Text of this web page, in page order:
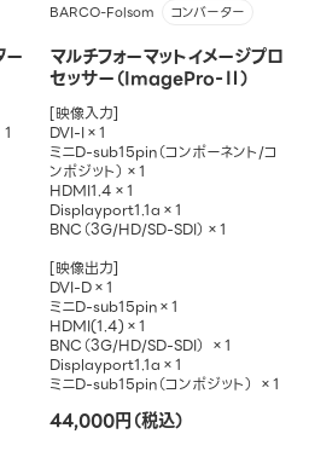
ー
BARCO-Folsom コンバーター
マルチフォーマットイメージプロ
セッサー（ImagePro-Ⅱ）
[映像入力]
DVI-I×1
ミニD-sub15pin（コンポーネント/コ
ンポジット）×1
HDMI1.4×1
Displayport1.1a×1
BNC（3G/HD/SD-SDI）×1
[映像出力]
DVI-D×1
ミニD-sub15pin×1
HDMI(1.4)×1
BNC（3G/HD/SD-SDI） ×1
Displayport1.1a×1
ミニD-sub15pin（コンポジット） ×1
44,000円（税込）